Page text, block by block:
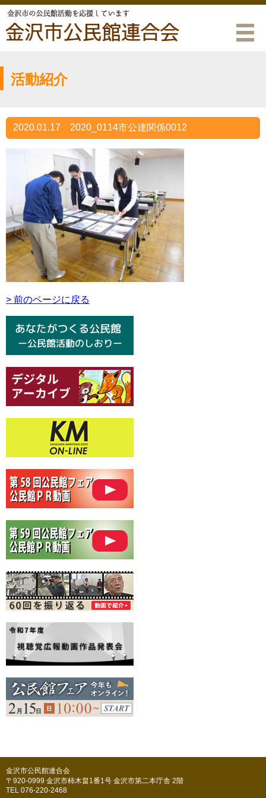
活動紹介
2020.01.17 2020_0114市公連関係0012
> 前のページに戻る
金沢市公民館連合会
〒920-0999 金沢市柿木畠1番1号 金沢市第二本庁舎 2階
TEL 076-220-2468